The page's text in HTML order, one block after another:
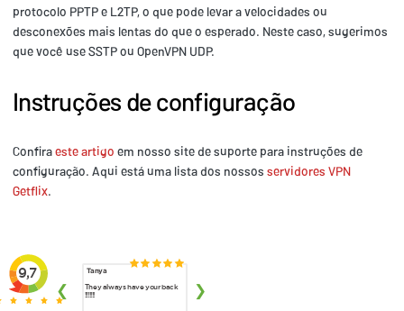
protocolo PPTP e L2TP, o que pode levar a velocidades ou
desconexões mais lentas do que o esperado. Neste caso, sugerimos
que você use SSTP ou OpenVPN UDP.
Instruções de configuração
Confiraeste artigo em nosso site de suporte para instruções de
configuração. Aqui está uma lista dos nossos servidores VPN
Getflix.